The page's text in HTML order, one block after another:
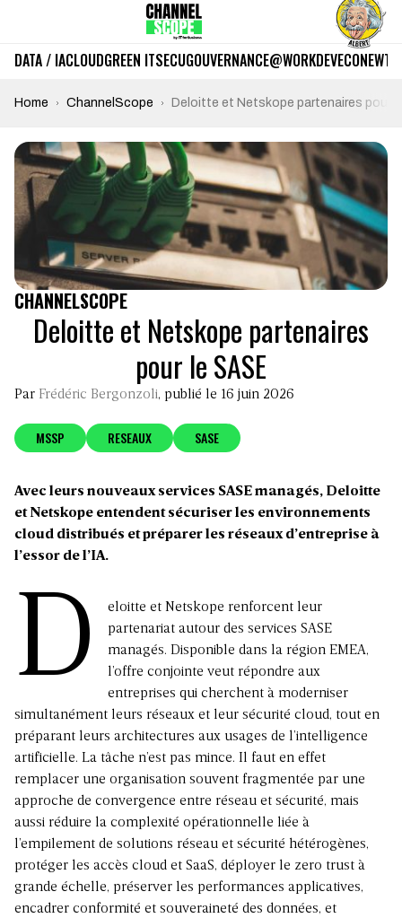
DATA / IACLOUDGREEN ITSECUGOUVERNANCE@WORKDEVECO
Home ChannelScope Deloitte et Netskope partenaires pour
CHANNELSCOPE
Deloitte et Netskope partenaires
pour le SASE
Par Frédéric Bergonzoli, publié le 16 juin 2026
MSSP RESEAUX SASE
Avec leurs nouveaux services SASE managés, Deloitte
et Netskope entendent sécuriser les environnements
cloud distribués et préparer les réseaux d’entreprise à
l’essor de l’IA.
D
eloitte et Netskope renforcent leur
partenariat autour des services SASE
managés. Disponible dans la région EMEA,
l’offre conjointe veut répondre aux
entreprises qui cherchent à moderniser
simultanément leurs réseaux et leur sécurité cloud, tout en
préparant leurs architectures aux usages de l’intelligence
artificielle. La tâche n’est pas mince. Il faut en effet
remplacer une organisation souvent fragmentée par une
approche de convergence entre réseau et sécurité, mais
aussi réduire la complexité opérationnelle liée à
l’empilement de solutions réseau et sécurité hétérogènes,
protéger les accès cloud et SaaS, déployer le zero trust à
grande échelle, préserver les performances applicatives,
encadrer conformité et souveraineté des données, et